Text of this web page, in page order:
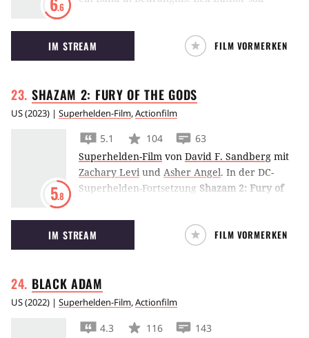
.6
arbeitet für die Regierung. Nur Batman und
Superman stellen sich gegen das neue Regime
- und ihre mangelnde Loyalität ist genau das,
Superhelden jetzt Ausgestoßene sind,
verwickelt Luthor Superman in einen
langen Fehde gegen den Mann aus Stahl
endlich einen Sieg. Politische Intrigen führen
zu actionreichen Auseinandersetzungen
zwischen den Superhelden, die allesamt
Ordnung zu kämpfen.
IM STREAM FILM VORMERKEN
SHAZAM 2: FURY OF THEGODS
US(2023) | Superhelden-Film,Actionfilm
5.8
5.1 104
63
Superhelden-Film von David F. Sandberg mit
Zachary Levi und Asher Angel. In der DC-
Superhelden-Fortsetzung Shazam 2: Fury of
Pflegegeschwister zusammenschließen, um die
übermächtigen Göttinnen-Töchter von Atlas zu
bekämpfen.
IM STREAM FILM VORMERKEN
BLACKADAM
US(2022) | Superhelden-Film,Actionfilm
4.3 116
143